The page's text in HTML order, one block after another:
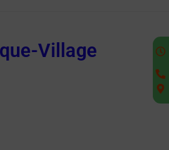
Village